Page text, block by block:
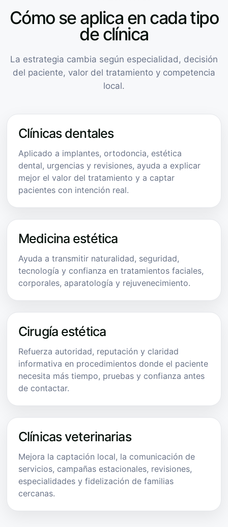
Cómo se aplica en cada tipo
de clínica
La estrategia cambia según especialidad, decisión
del paciente, valor del tratamiento y competencia
local.
Clínicas dentales
Aplicado a implantes, ortodoncia, estética
dental, urgencias y revisiones, ayuda a explicar
mejor el valor del tratamiento y a captar
pacientes con intención real.
Medicina estética
Ayuda a transmitir naturalidad, seguridad,
tecnología y confianza en tratamientos faciales,
corporales, aparatología y rejuvenecimiento.
Cirugía estética
Refuerza autoridad, reputación y claridad
informativa en procedimientos donde el paciente
necesita más tiempo, pruebas y confianza antes
de contactar.
Clínicas veterinarias
Mejora la captación local, la comunicación de
servicios, campañas estacionales, revisiones,
especialidades y fidelización de familias
cercanas.